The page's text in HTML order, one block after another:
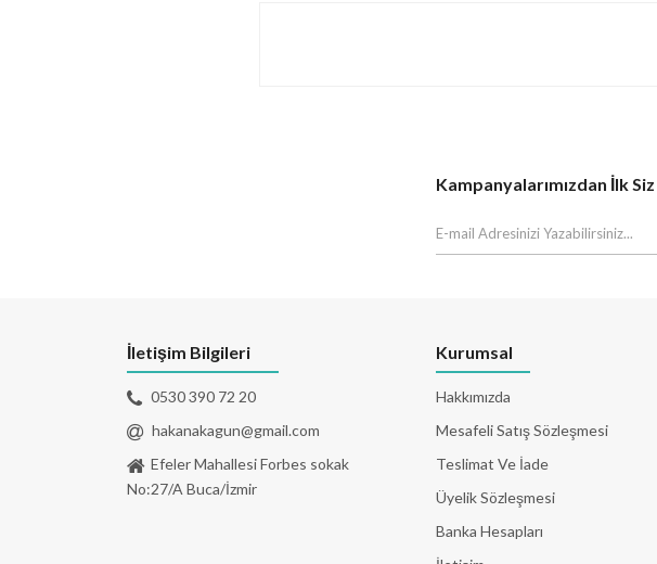
Kampanyalarımızdan İlk
İletişim Bilgileri
0530 390 72 20
hakanakagun@gmail.com
Efeler Mahallesi Forbes sokak
No:27/A Buca/İzmir
Kurumsal
Hakkımızda
Mesafeli Satış Sözleşmesi
Teslimat Ve İade
Üyelik Sözleşmesi
Banka Hesapları